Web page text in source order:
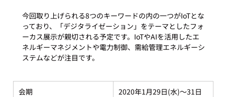
今回取り上げられる8つのキーワードの内の一つがIoTとな
っており、「デジタライゼーション」をテーマとしたフォ
ーカス展示が親切される予定です。IoTやAIを活用したエ
ネルギーマネジメントや電力制御、需給管理エネルギーシ
会期
2020年1月29日(水)～31日